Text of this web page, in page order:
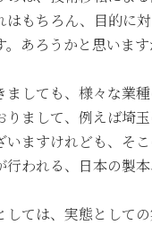
もちろん、目的に
あろうかと思いま
しても、様々な業
まして、例えば埼
ますけれども、そ
われる、日本の製
ては、実態として